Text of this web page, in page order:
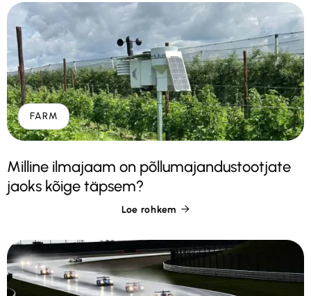
FARM
Milline ilmajaam on põllumajandustootjate
jaoks kõige täpsem?
Loe rohkem 